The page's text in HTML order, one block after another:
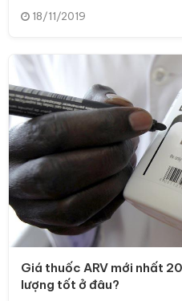
18/11/2019
Giá thuốc ARV mới nhất
lượng tốt ở đâu?